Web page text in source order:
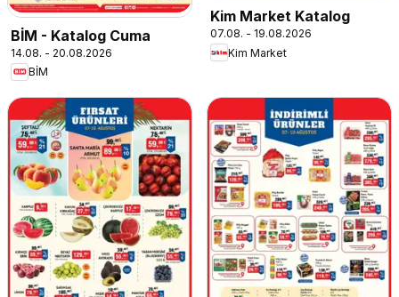
BİM - Katalog Cuma
14.08. - 20.08.2026
BİM
Kim Market Katalog
07.08. - 19.08.2026
Kim Market